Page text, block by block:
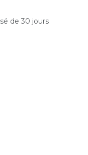
de 30 jours